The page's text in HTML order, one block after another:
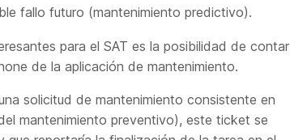
fallo futuro (mantenimiento predictivo).
para el SAT es la posibilidad de contar
de la aplicación de mantenimiento.
solicitud de mantenimiento consistente en
mantenimiento preventivo), este ticket se